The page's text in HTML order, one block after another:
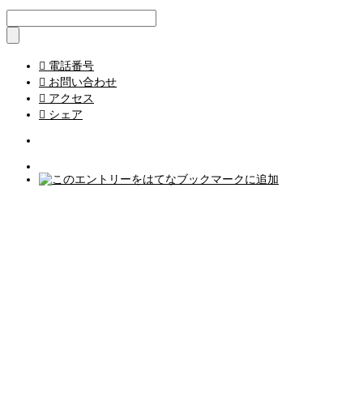
 電話番号
 お問い合わせ
 アクセス
 シェア